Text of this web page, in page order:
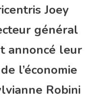
Joey
général
annoncé leur
l’économie
Robini